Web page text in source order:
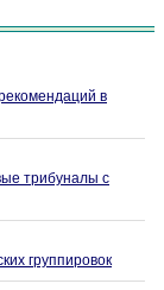
в
трибуналы с
группировок